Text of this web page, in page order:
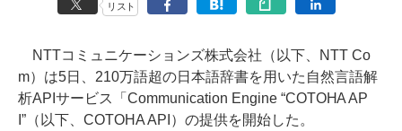
リスト
NTTコミュニケーションズ株式会社（以下、NTT Co
m）は5日、210万語超の日本語辞書を用いた自然言語解
析APIサービス「Communication Engine “COTOHA AP
I”（以下、COTOHA API）の提供を開始した。